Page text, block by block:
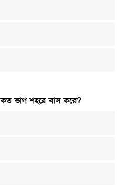
কত ভাগ শহরে বাস করে?